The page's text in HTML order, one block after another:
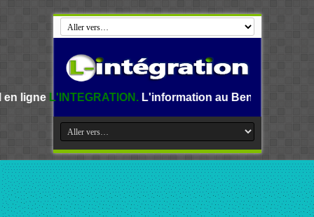
L'information au Benin, en Afrique et dans le